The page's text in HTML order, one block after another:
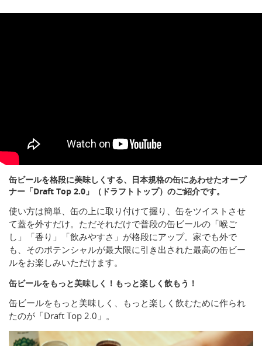
缶ビールを格段に美味しくする、日本規格の缶にあわせたオープ
ナー「Draft Top 2.0」（ドラフトトップ）のご紹介です。
使い方は簡単、缶の上に取り付けて握り、缶をツイストさせ
て蓋を外すだけ。ただそれだけで普段の缶ビールの「喉ご
し」「香り」「飲みやすさ」が格段にアップ。家でも外で
も、そのポテンシャルが最大限に引き出された最高の缶ビー
ルをお楽しみいただけます。
缶ビールをもっと美味しく！もっと楽しく飲もう！
缶ビールをもっと美味しく、もっと楽しく飲むために作られ
たのが「Draft Top 2.0」。